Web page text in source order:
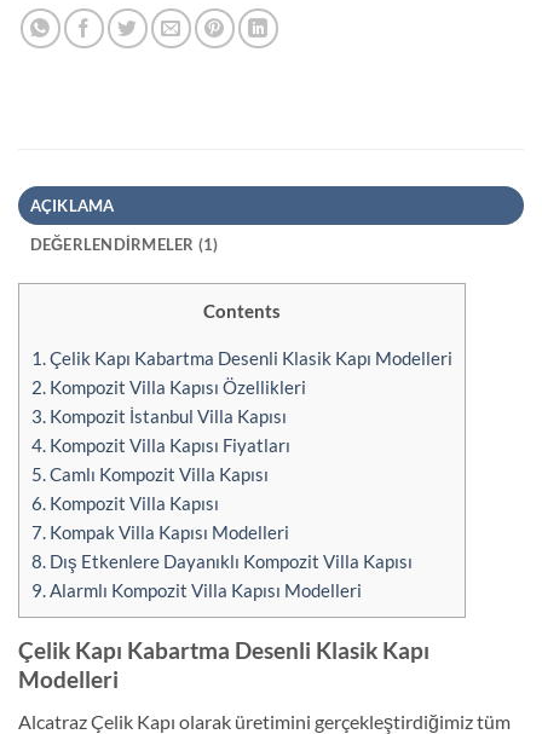
AÇIKLAMA
DEĞERLENDIRMELER (1)
Contents
1.Çelik Kapı Kabartma Desenli Klasik Kapı Modelleri
2. Kompozit Villa Kapısı Özellikleri
3. Kompozit İstanbul Villa Kapısı
4. Kompozit Villa Kapısı Fiyatları
5.Camlı Kompozit Villa Kapısı
6. Kompozit Villa Kapısı
7. Kompak Villa Kapısı Modelleri
8. Dış Etkenlere Dayanıklı Kompozit Villa Kapısı
9.Alarmlı Kompozit Villa Kapısı Modelleri
Çelik Kapı Kabartma Desenli Klasik Kapı
Modelleri
Alcatraz Çelik Kapı olarak üretimini gerçekleştirdiğimiz tüm